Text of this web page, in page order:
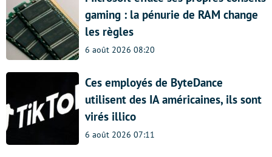
gaming : la pénurie de RAM change
les règles
6 août 2026 08:20
Ces employés de ByteDance
utilisent des IA américaines, ils sont
virés illico
6 août 2026 07:11